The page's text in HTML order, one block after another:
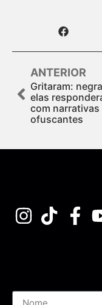
ANTERIOR
Gritaram:
elas
com narrativas
ofuscantes